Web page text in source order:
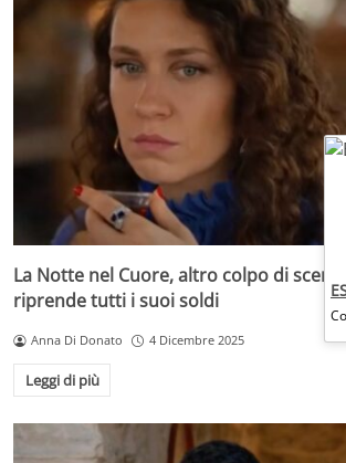
La Notte nel Cuore, altro colpo di scena:
riprende tutti i suoi soldi
Anna Di Donato 4 Dicembre 2025
Leggi di più